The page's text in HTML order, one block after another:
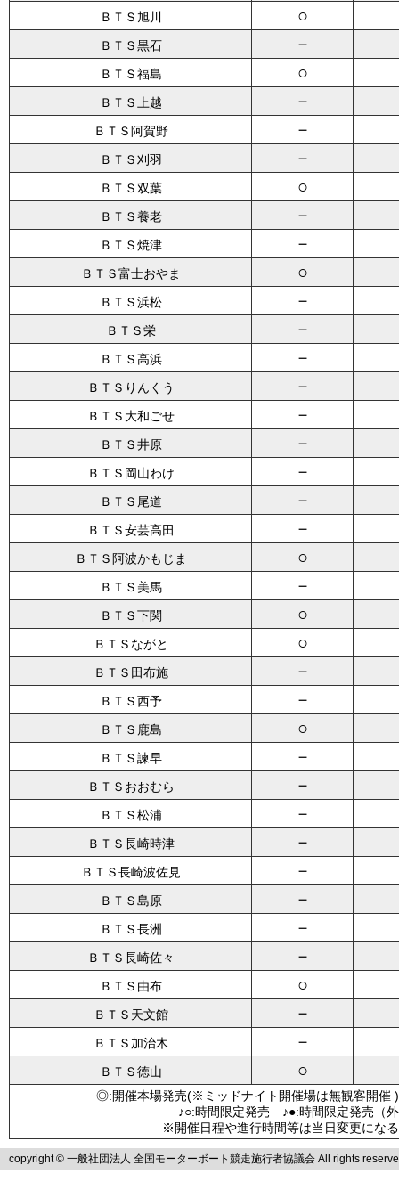
ＢＴＳ旭川 ○
ＢＴＳ黒石 －
ＢＴＳ福島 ○
ＢＴＳ上越 －
ＢＴＳ阿賀野 －
ＢＴＳ刈羽 －
ＢＴＳ双葉 ○
ＢＴＳ養老 －
ＢＴＳ焼津 －
ＢＴＳ富士おやま ○
ＢＴＳ浜松 －
ＢＴＳ栄 －
ＢＴＳ高浜 －
ＢＴＳりんくう －
ＢＴＳ大和ごせ －
ＢＴＳ井原 －
ＢＴＳ岡山わけ －
ＢＴＳ尾道 －
ＢＴＳ安芸高田 －
ＢＴＳ阿波かもじま ○
ＢＴＳ美馬 －
ＢＴＳ下関 ○
ＢＴＳながと ○
ＢＴＳ田布施 －
ＢＴＳ西予 －
ＢＴＳ鹿島 ○
ＢＴＳ諫早 －
ＢＴＳおおむら －
ＢＴＳ松浦 －
ＢＴＳ長崎時津 －
ＢＴＳ長崎波佐見 －
ＢＴＳ島原 －
ＢＴＳ長洲 －
ＢＴＳ長崎佐々 －
ＢＴＳ由布 ○
ＢＴＳ天文館 －
ＢＴＳ加治木 －
ＢＴＳ徳山 ○
◎:開催本場発売(※ミッドナイト開催場は無観客
♪○:時間限定発売 ♪●:時間限定発売
※開催日程や進行時間等は当日変更にな
copyright © 一般社団法人 全国モーターボート競走施行者協議会 All rights